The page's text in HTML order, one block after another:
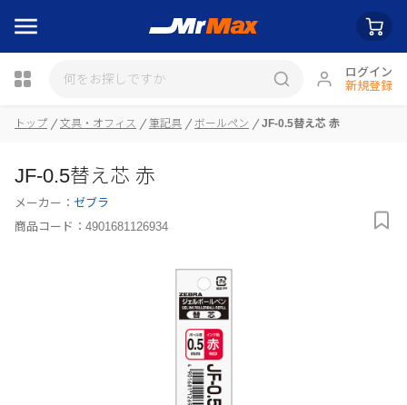
ログイン
新規登録
瓶詰
トップ 文具・オフィス 筆記具 ボールペン JF-0.5替え芯 赤
JF-0.5替え芯 赤
メーカー： ゼブラ
商品コード： 4901681126934